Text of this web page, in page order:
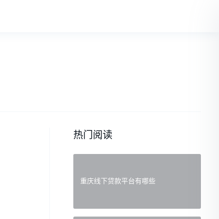
热门阅读
重庆线下贷款平台有哪些